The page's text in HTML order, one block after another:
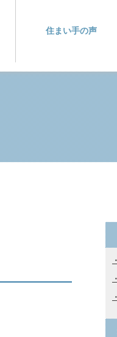
住まい手の声